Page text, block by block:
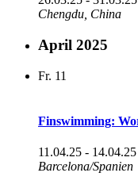
Chengdu, China
April 2025
Fr. 11
Finswimming:
11.04.25 - 14.04.25
Barcelona/Spanien